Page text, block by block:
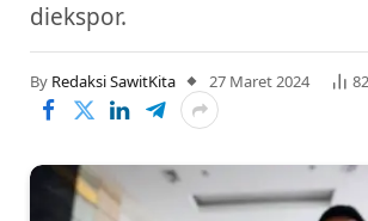
diekspor.
By Redaksi SawitKita 27 Maret 2024 82